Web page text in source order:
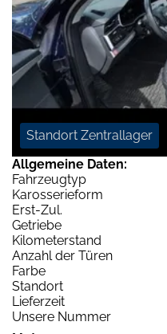
Standort Zentrallager
Allgemeine Daten:
Fahrzeugtyp
Karosserieform
Erst-Zul.
Getriebe
Kilometerstand
Anzahl der Türen
Farbe
Standort
Lieferzeit
Unsere Nummer